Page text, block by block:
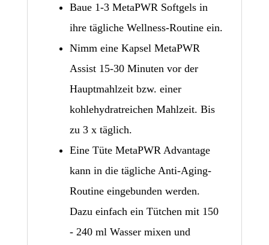
Baue 1-3 MetaPWR Softgels in
ihre tägliche Wellness-Routine ein.
Nimm eine Kapsel MetaPWR
Assist 15-30 Minuten vor der
Hauptmahlzeit bzw. einer
kohlehydratreichen Mahlzeit. Bis
zu 3 x täglich.
Eine Tüte MetaPWR Advantage
kann in die tägliche Anti-Aging-
Routine eingebunden werden.
Dazu einfach ein Tütchen mit 150
- 240 ml Wasser mixen und